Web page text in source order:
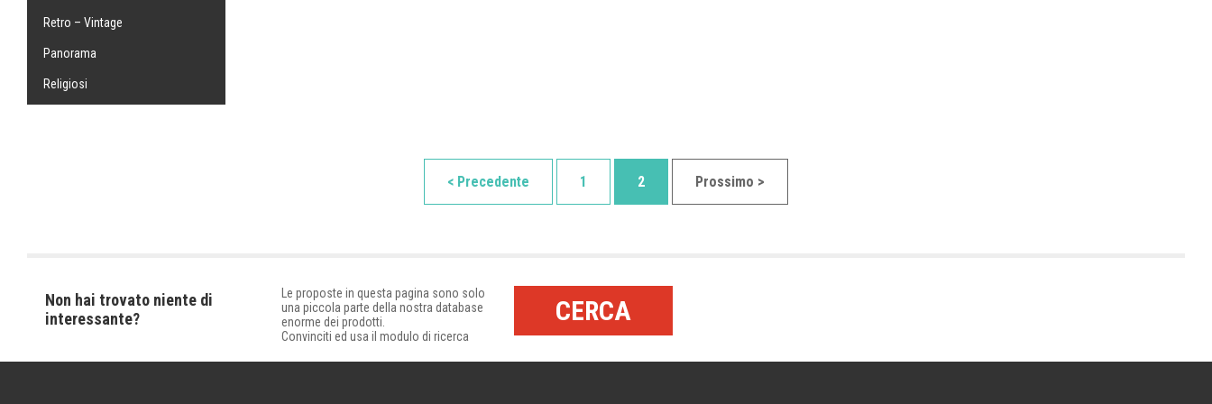
Retro – Vintage
Panorama
Religiosi
< Precedente 1 2 Prossimo >
Non hai trovato niente di
interessante?
Le proposte in questa pagina sono solo
una piccola parte della nostra database
enorme dei prodotti.
Convinciti ed usa il modulo di ricerca
CERCA